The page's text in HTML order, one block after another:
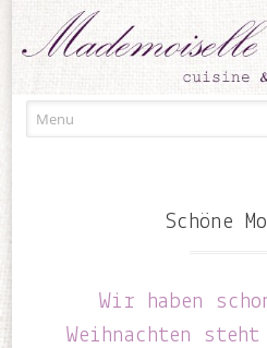
Schöne
Wir haben
Weihnachten